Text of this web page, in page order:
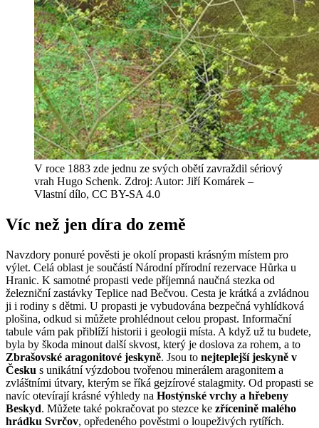
V roce 1883 zde jednu ze svých obětí zavraždil sériový
vrah Hugo Schenk. Zdroj: Autor: Jiří Komárek –
Vlastní dílo, CC BY-SA 4.0
Víc než jen díra do země
Navzdory ponuré pověsti je okolí propasti krásným místem pro
výlet. Celá oblast je součástí Národní přírodní rezervace Hůrka u
Hranic. K samotné propasti vede příjemná naučná stezka od
železniční zastávky Teplice nad Bečvou. Cesta je krátká a zvládnou
ji i rodiny s dětmi. U propasti je vybudována bezpečná vyhlídková
plošina, odkud si můžete prohlédnout celou propast. Informační
tabule vám pak přiblíží historii i geologii místa. A když už tu budete,
byla by škoda minout další skvost, který je doslova za rohem, a to
Zbrašovské aragonitové jeskyně. Jsou to nejteplejší jeskyně v
Česku s unikátní výzdobou tvořenou minerálem aragonitem a
zvláštními útvary, kterým se říká gejzírové stalagmity. Od propasti se
navíc otevírají krásné výhledy na Hostýnské vrchy a hřebeny
Beskyd. Můžete také pokračovat po stezce ke zřícenině malého
hrádku Svrčov, opředeného pověstmi o loupeživých rytířích.